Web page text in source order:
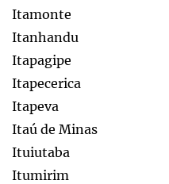
Itamonte
Itanhandu
Itapagipe
Itapecerica
Itapeva
Itaú de Minas
Ituiutaba
Itumirim